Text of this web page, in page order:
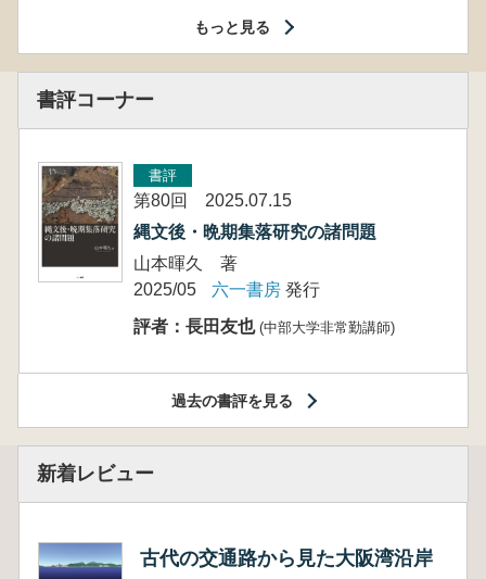
もっと見る
書評コーナー
書評
第80回 2025.07.15
縄文後・晩期集落研究の諸問題
山本暉久 著
2025/05
六一書房 発行
評者：長田友也 (中部大学非常勤講師)
過去の書評を見る
新着レビュー
古代の交通路から見た大阪湾沿岸